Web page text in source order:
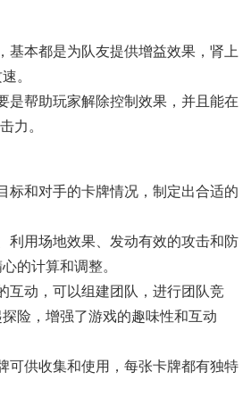
基本都是为队友提供增益效果，肾上
。
是帮助玩家解除控制效果，并且能在
力。
标和对手的卡牌情况，制定出合适的
利用场地效果、发动有效的攻击和防
的计算和调整。
互动，可以组建团队，进行团队竞
险，增强了游戏的趣味性和互动
可供收集和使用，每张卡牌都有独特